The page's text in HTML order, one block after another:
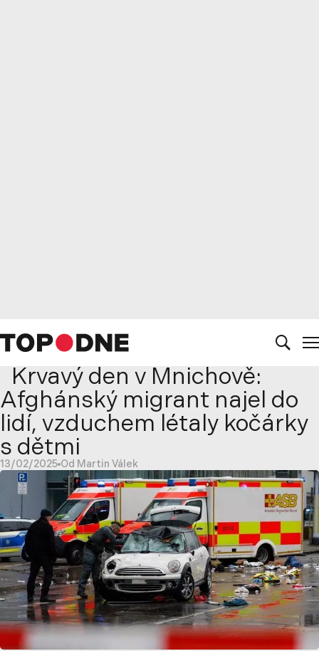
Krvavý den v Mnichově:
Afghánský migrant najel do
lidí, vzduchem létaly kočárky
s dětmi
13/02/2025 Od Martin Válek